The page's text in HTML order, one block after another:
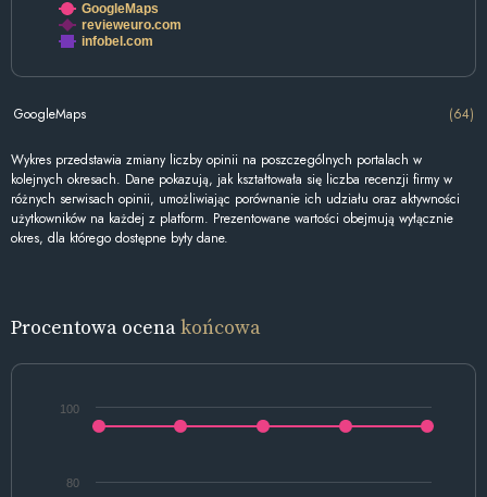
GoogleMaps
revieweuro.com
infobel.com
GoogleMaps (64)
Wykres przedstawia zmiany liczby opinii na poszczególnych portalach w
kolejnych okresach. Dane pokazują, jak kształtowała się liczba recenzji firmy w
różnych serwisach opinii, umożliwiając porównanie ich udziału oraz aktywności
użytkowników na każdej z platform. Prezentowane wartości obejmują wyłącznie
okres, dla którego dostępne były dane.
Procentowa ocenakońcowa
80
100